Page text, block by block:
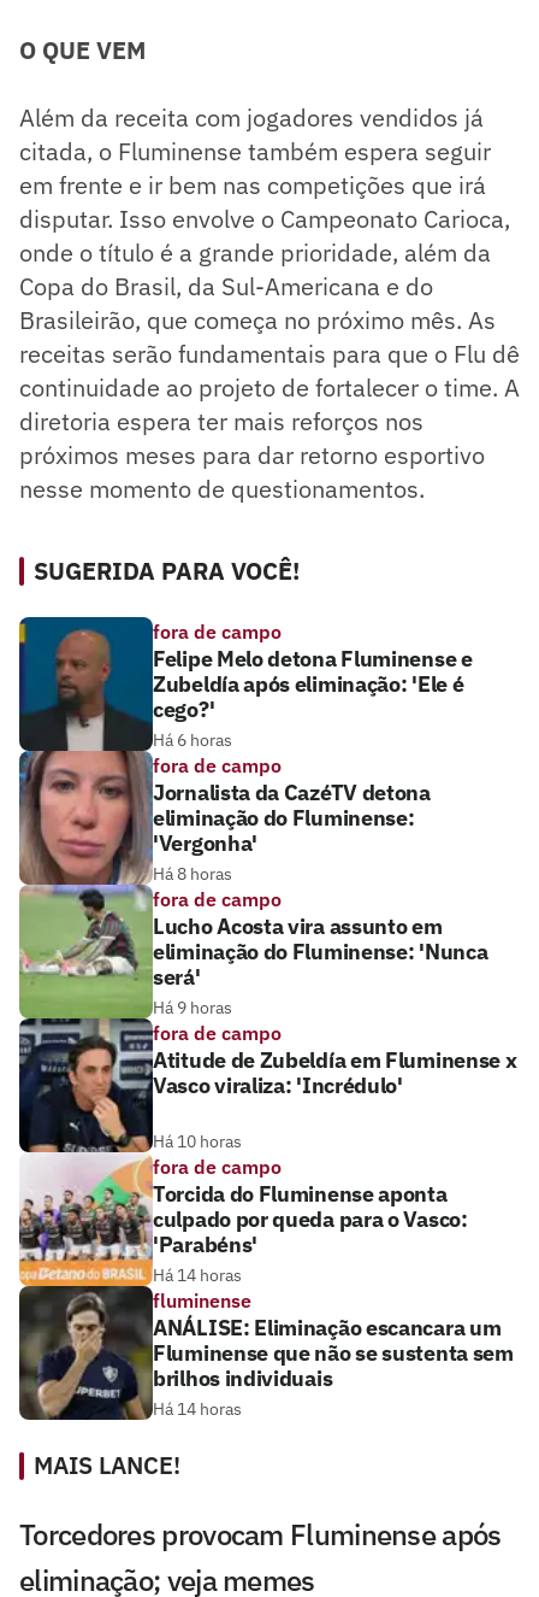
O QUE VEM
Além da receita com jogadores vendidos já
citada, o Fluminense também espera seguir
em frente e ir bem nas competições que irá
disputar. Isso envolve o Campeonato Carioca,
onde o título é a grande prioridade, além da
Copa do Brasil, da Sul-Americana e do
Brasileirão, que começa no próximo mês. As
receitas serão fundamentais para que o Flu dê
continuidade ao projeto de fortalecer o time. A
diretoria espera ter mais reforços nos
próximos meses para dar retorno esportivo
nesse momento de questionamentos.
SUGERIDA PARA VOCÊ!
fora de campo
Felipe Melo detona Fluminense e
Zubeldía após eliminação: 'Ele é
cego?'
Há 6 horas
fora de campo
Jornalista da CazéTV detona
eliminação do Fluminense:
'Vergonha'
Há 8 horas
fora de campo
Lucho Acosta vira assunto em
eliminação do Fluminense: 'Nunca
será'
Há 9 horas
fora de campo
Atitude de Zubeldía em Fluminense x
Vasco viraliza: 'Incrédulo'
Há 10 horas
fora de campo
Torcida do Fluminense aponta
culpado por queda para o Vasco:
'Parabéns'
Há 14 horas
fluminense
ANÁLISE: Eliminação escancara um
Fluminense que não se sustenta sem
brilhos individuais
Há 14 horas
MAIS LANCE!
Torcedores provocam Fluminense após
eliminação; veja memes